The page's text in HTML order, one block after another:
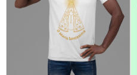
Filtro Produtos